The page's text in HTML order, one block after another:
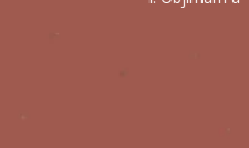
mi pomáhá růst a rozvíjet se